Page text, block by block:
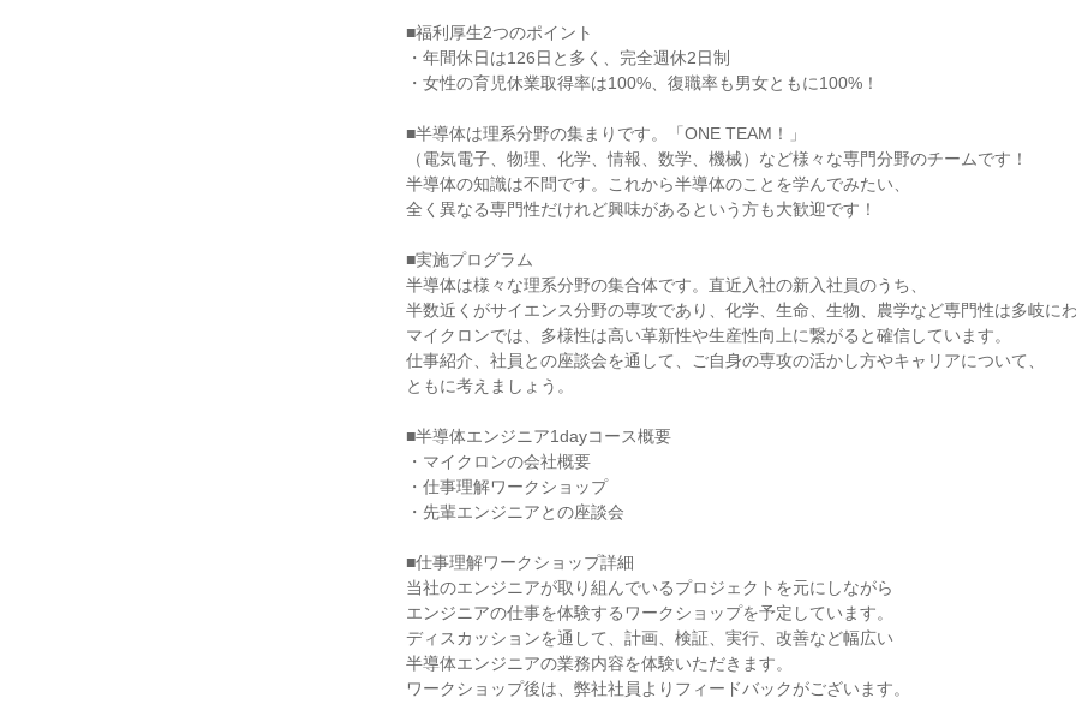
■福利厚生2つのポイント
・年間休日は126日と多く、完全週休2日制
・女性の育児休業取得率は100%、復職率も男女ともに100%！
■半導体は理系分野の集まりです。「ONE TEAM！」
（電気電子、物理、化学、情報、数学、機械）など様々な専門分野のチームです！
半導体の知識は不問です。これから半導体のことを学んでみたい、
全く異なる専門性だけれど興味があるという方も大歓迎です！
■実施プログラム
半導体は様々な理系分野の集合体です。直近入社の新入社員のうち、
半数近くがサイエンス分野の専攻であり、化学、生命、生物、農学など専門性は多岐にわ
マイクロンでは、多様性は高い革新性や生産性向上に繋がると確信しています。
仕事紹介、社員との座談会を通して、ご自身の専攻の活かし方やキャリアについて、
ともに考えましょう。
■半導体エンジニア1dayコース概要
・マイクロンの会社概要
・仕事理解ワークショップ
・先輩エンジニアとの座談会
■仕事理解ワークショップ詳細
当社のエンジニアが取り組んでいるプロジェクトを元にしながら
エンジニアの仕事を体験するワークショップを予定しています。
ディスカッションを通して、計画、検証、実行、改善など幅広い
半導体エンジニアの業務内容を体験いただきます。
ワークショップ後は、弊社社員よりフィードバックがございます。